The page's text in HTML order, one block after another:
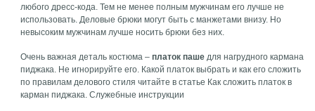
любого дресс-кода. Тем не менее полным мужчинам его лучше не
использовать. Деловые брюки могут быть с манжетами внизу. Но
невысоким мужчинам лучше носить брюки без них.
Очень важная деталь костюма –платок паше для нагрудного кармана
пиджака. Не игнорируйте его. Какой платок выбрать и как его сложить
по правилам делового стиля читайте в статье Как сложить платок в
карман пиджака. Служебные инструкции